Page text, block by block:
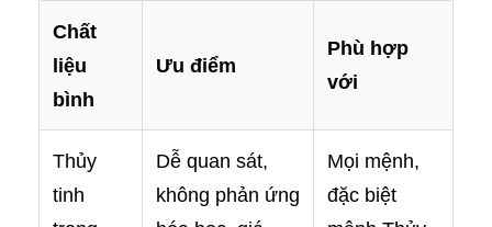
Chất
liệu
bình
Ưu điểm
Phù hợp
với
Thủy
tinh
Dễ quan sát,
không phản ứng
Mọi mệnh,
đặc biệt